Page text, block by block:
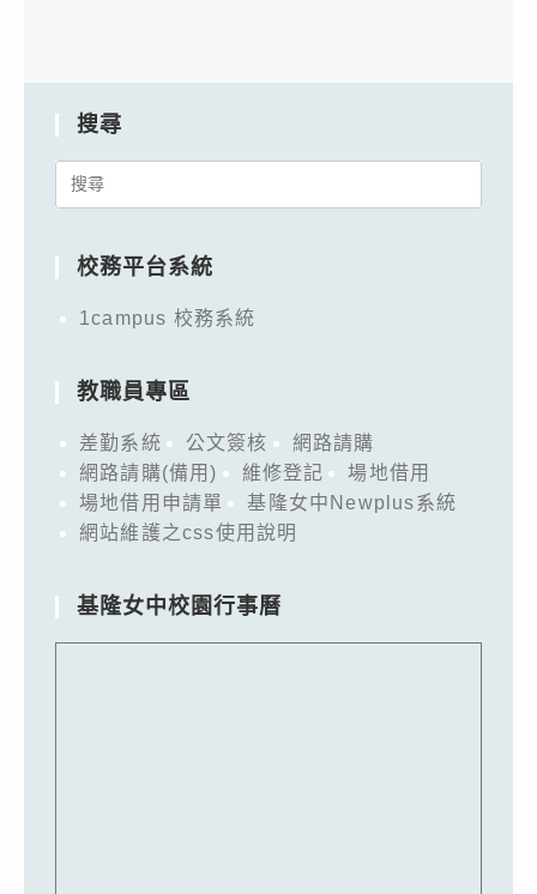
搜尋
Search
校務平台系統
1campus 校務系統
教職員專區
差勤系統 公文簽核
網路請購
網路請購(備用)
維修登記
場地借用
場地借用申請單
基隆女中Newplus系統
網站維護之css使用說明
基隆女中校園行事曆